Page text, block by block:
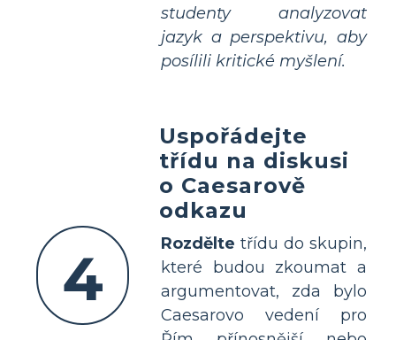
studenty analyzovat
jazyk a perspektivu, aby
posílili kritické myšlení.
4
Uspořádejte
třídu na diskusi
o Caesarově
odkazu
Rozdělte třídu do skupin,
které budou zkoumat a
argumentovat, zda bylo
Caesarovo vedení pro